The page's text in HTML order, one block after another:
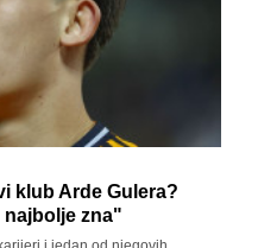
klub Arde Gulera?
najbolje zna"